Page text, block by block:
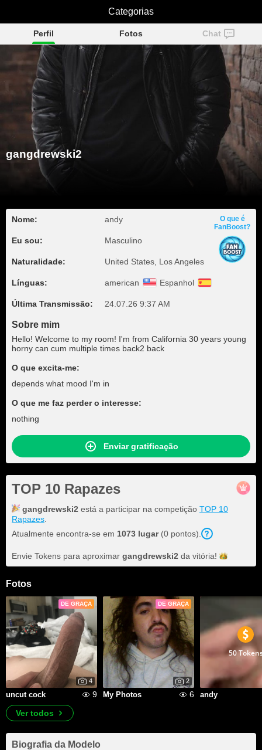
gangdrewski2
Perfil Fotos Chat
gangdrewski2
Nome: andy
Eu sou: Masculino
Naturalidade: United States, Los Angeles
Línguas: american Espanhol
Última Transmissão: 24.07.26 9:37 AM
O que é
FanBoost?
Sobre mim
Hello! Welcome to my room! I'm from California 30 years young
horny can cum multiple times back2 back
O que excita-me:
depends what mood I'm in
O que me faz perder o interesse:
nothing
Enviar gratificação
TOP 10 Rapazes
gangdrewski2 está a participar na competição TOP 10
Rapazes
Atualmente encontra-se em 1073 lugar(0 pontos).
Envie Tokens para aproximar gangdrewski2 da vitória!
Fotos
DE GRAÇA
4
uncut cock 9
DE GRAÇA
2
My Photos 6
50
andy
Ver todos
Biografia da Modelo
Categorias